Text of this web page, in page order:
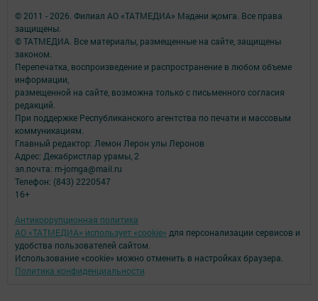
© 2011 - 2026. Филиал АО «ТАТМЕДИА» Мәдәни җомга. Все права
защищены.
© ТАТМЕДИА. Все материалы, размещенные на сайте, защищены
законом.
Перепечатка, воспроизведение и распространение в любом объеме
информации,
размещенной на сайте, возможна только с письменного согласия
редакций.
При поддержке Республиканского агентства по печати и массовым
коммуникациям.
Главный редактор: Лемон Лерон улы Леронов
Адрес: Декабристлар урамы, 2
эл.почта: m-jomga@mail.ru
Телефон: (843) 2220547
16+
Антикоррупционная политика
АО «ТАТМЕДИА» использует «cookie» для персонализации сервисов и
удобства пользователей сайтом.
Использование «cookie» можно отменить в настройках браузера.
Политика конфиденциальности